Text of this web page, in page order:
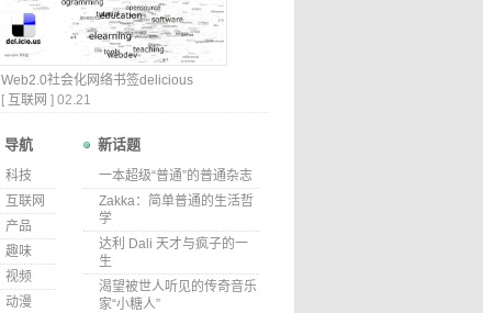
Web2.0社会化网络书签delicious
[ 互联网 ] 02.21
导航
科技
互联网
产品
趣味
视频
动漫
新话题
一本超级“普通”的普通杂志
Zakka：简单普通的生活哲
学
达利 Dali 天才与疯子的一
生
渴望被世人听见的传奇音乐
家“小糖人”